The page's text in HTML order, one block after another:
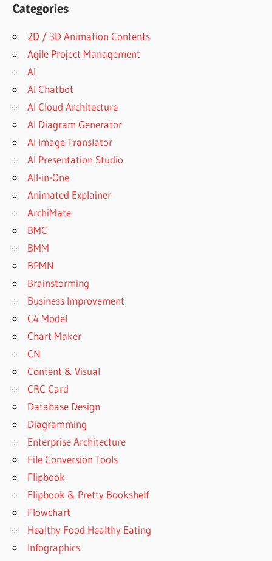
Categories
2D / 3D Animation Contents
Agile Project Management
AI
AI Chatbot
AI Cloud Architecture
AI Diagram Generator
AI Image Translator
AI Presentation Studio
All-in-One
Animated Explainer
ArchiMate
BMC
BMM
BPMN
Brainstorming
Business Improvement
C4 Model
Chart Maker
CN
Content & Visual
CRC Card
Database Design
Diagramming
Enterprise Architecture
File Conversion Tools
Flipbook
Flipbook & Pretty Bookshelf
Flowchart
Healthy Food Healthy Eating
Infographics